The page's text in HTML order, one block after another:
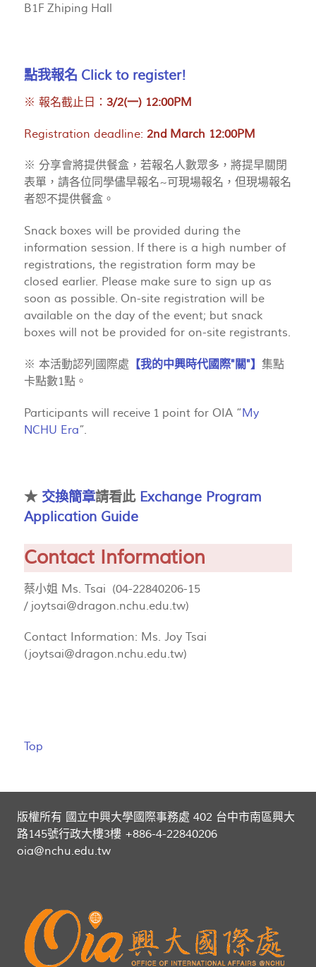
B1F Zhiping Hall
點我報名 Click to register!
※ 報名截止日： 3/2(一) 12:00PM
Registration deadline: 2nd March 12:00PM
※ 分享會將提供餐盒，若報名人數眾多，將提早關閉
表單，請各位同學儘早報名~可現場報名，但現場報名
者恕不提供餐盒。
Snack boxes will be provided during the
information session. If there is a high number of
registrations, the registration form may be
closed earlier. Please make sure to sign up as
soon as possible. On-site registration will be
available on the day of the event; but snack
boxes will not be provided for on-site registrants.
※ 本活動認列國際處 【我的中興時代國際"關"】 集點
卡點數1點。
Participants will receive 1 point for OIA “My
NCHU Era”.
★ 交換簡章請看此 Exchange Program
Application Guide
Contact Information
蔡小姐 Ms. Tsai (04-22840206-15
/ joytsai@dragon.nchu.edu.tw)
Contact Information: Ms. Joy Tsai
( joytsai@dragon.nchu.edu.tw)
Top
版權所有 國立中興大學國際事務處 402 台中市南區興大
路145號行政大樓3樓 +886-4-22840206
oia@nchu.edu.tw